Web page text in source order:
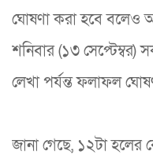
ঘোষণা করা হবে বলেও
শনিবার (১৩ সেপ্টেম্বর)
লেখা পর্যন্ত ফলাফল
জানা গেছে, ১২টা হলের